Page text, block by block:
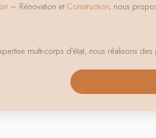
– Rénovation et Construction, nous
multi-corps d’état, nous réalisons